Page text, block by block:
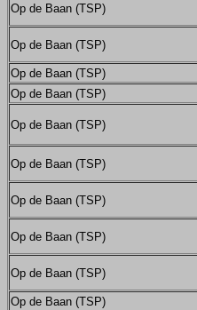
Op de Baan (TSP)
Op de Baan (TSP)
Op de Baan (TSP)
Op de Baan (TSP)
Op de Baan (TSP)
Op de Baan (TSP)
Op de Baan (TSP)
Op de Baan (TSP)
Op de Baan (TSP)
Op de Baan (TSP)